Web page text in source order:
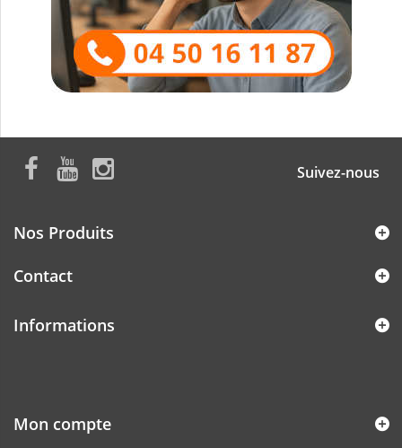
Suivez-nous
Nos Produits
Contact
Informations
Mon compte